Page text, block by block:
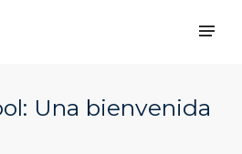
Una bienvenida